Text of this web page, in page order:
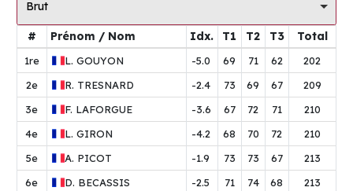
Brut
# Prénom / Nom Idx. T1 T2 T3 Total
1re L. GOUYON -5.0 69 71 62
202
2e
R. TRESNARD -2.4 73 69 67
209
3e
F. LAFORGUE -3.6 67 72 71
210
4e
L. GIRON -4.2 68 70 72
210
5e
A. PICOT -1.9 73 73 67
213
6e
D. BECASSIS -2.5 71 74 68
213